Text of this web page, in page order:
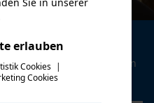
Newsletter und verpassen
mehr.
erlauben
Cookies |
Cookies
Bitte